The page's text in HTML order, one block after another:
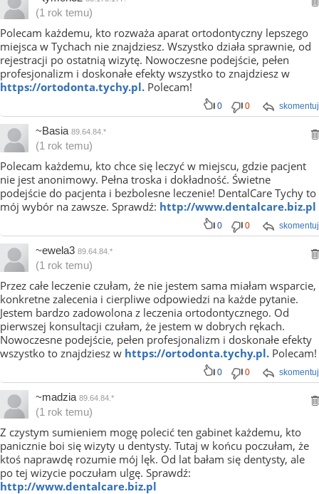
(1 rok temu)
Polecam każdemu, kto rozważa aparat ortodontyczny lepszego
miejsca w Tychach nie znajdziesz. Wszystko działa sprawnie, od
rejestracji po ostatnią wizytę. Nowoczesne podejście, pełen
profesjonalizm i doskonałe efekty wszystko to znajdziesz w
https://ortodonta.tychy.pl. Polecam!
skomentuj
0 0
~Basia 89.64.84.*
(1 rok temu)
Polecam każdemu, kto chce się leczyć w miejscu, gdzie pacjent
nie jest anonimowy. Pełna troska i dokładność. Świetne
podejście do pacjenta i bezbolesne leczenie! DentalCare Tychy to
mój wybór na zawsze. Sprawdź: http://www.dentalcare.biz.pl
skomentuj
0 0
~ewela3 89.64.84.*
(1 rok temu)
Przez całe leczenie czułam, że nie jestem sama miałam wsparcie,
konkretne zalecenia i cierpliwe odpowiedzi na każde pytanie.
Jestem bardzo zadowolona z leczenia ortodontycznego. Od
pierwszej konsultacji czułam, że jestem w dobrych rękach.
Nowoczesne podejście, pełen profesjonalizm i doskonałe efekty
wszystko to znajdziesz w https://ortodonta.tychy.pl. Polecam!
skomentuj
0 0
~madzia 89.64.84.*
(1 rok temu)
Z czystym sumieniem mogę polecić ten gabinet każdemu, kto
panicznie boi się wizyty u dentysty. Tutaj w końcu poczułam, że
ktoś naprawdę rozumie mój lęk. Od lat bałam się dentysty, ale
po tej wizycie poczułam ulgę. Sprawdź:
http://www.dentalcare.biz.pl